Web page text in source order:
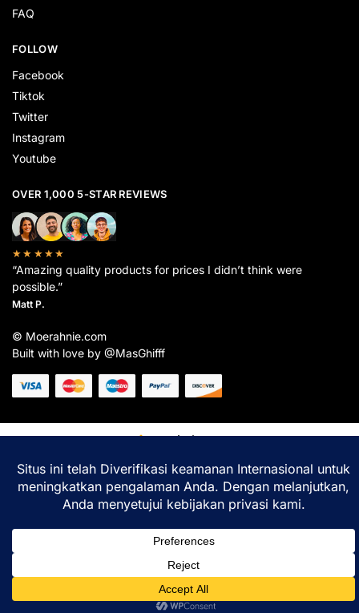
FAQ
FOLLOW
Facebook
Tiktok
Twitter
Instagram
Youtube
OVER 1,000 5-STAR REVIEWS
★★★★★
“Amazing quality products for prices I didn’t think were
possible.”
Matt P.
© Moerahnie.com
Built with love by @MasGhifff
Lacak
Moerahnie.com
pengalaman belanja terbaik Anda.